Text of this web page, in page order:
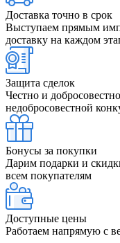
Доставка точно в срок
Выступаем прямым
доставку на каждом
Защита сделок
Честно и
недобросовестной
Бонусы за покупки
Дарим подарки и
всем покупателям
Доступные цены
Работаем напрямую с